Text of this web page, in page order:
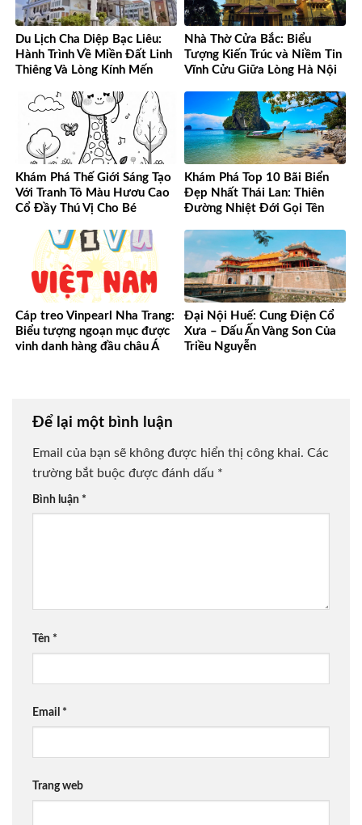
Du Lịch Cha Diệp Bạc Liêu:
Hành Trình Về Miền Đất Linh
Thiêng Và Lòng Kính Mến
Nhà Thờ Cửa Bắc: Biểu
Tượng Kiến Trúc và Niềm Tin
Vĩnh Cửu Giữa Lòng Hà Nội
Khám Phá Thế Giới Sáng Tạo
Với Tranh Tô Màu Hươu Cao
Cổ Đầy Thú Vị Cho Bé
Khám Phá Top 10 Bãi Biển
Đẹp Nhất Thái Lan: Thiên
Đường Nhiệt Đới Gọi Tên
Cáp treo Vinpearl Nha Trang:
Biểu tượng ngoạn mục được
vinh danh hàng đầu châu Á
Đại Nội Huế: Cung Điện Cổ
Xưa – Dấu Ấn Vàng Son Của
Triều Nguyễn
Để lại một bình luận
Email của bạn sẽ không được hiển thị công khai. Các
trường bắt buộc được đánh dấu *
Bình luận *
Tên *
Email *
Trang web